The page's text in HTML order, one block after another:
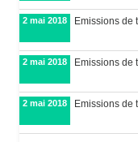
2 mai 2018 Emissions de
2 mai 2018 Emissions de
2 mai 2018 Emissions de